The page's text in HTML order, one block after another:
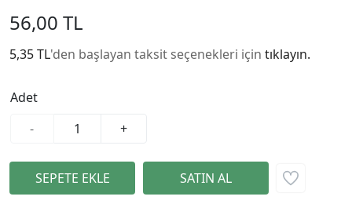
56,00 TL
5,35 TL'den başlayan taksit seçenekleri için tıklayın.
Adet
-
+